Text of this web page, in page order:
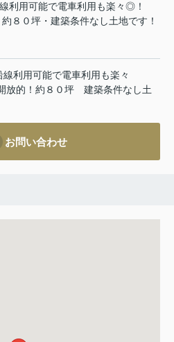
利用可能で電車利用も楽々◎！
８０坪・建築条件なし土地です！
利用可能で電車利用も楽々
放的！約８０坪
建築条件なし土
お問い合わせ